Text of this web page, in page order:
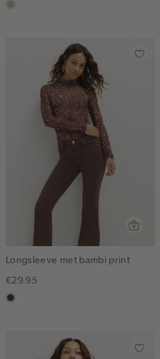
lichtzand
Longsleeve met bambi print
€29.95
choco